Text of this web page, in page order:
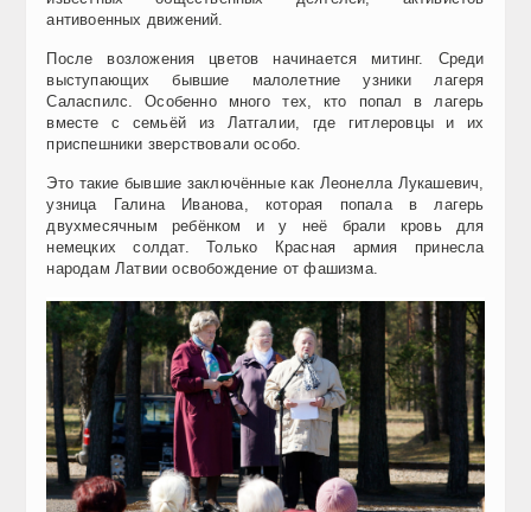
антивоенных движений.
После возложения цветов начинается митинг. Среди
выступающих бывшие малолетние узники лагеря
Саласпилс. Особенно много тех, кто попал в лагерь
вместе с семьёй из Латгалии, где гитлеровцы и их
приспешники зверствовали особо.
Это такие бывшие заключённые как Леонелла Лукашевич,
узница Галина Иванова, которая попала в лагерь
двухмесячным ребёнком и у неё брали кровь для
немецких солдат. Только Красная армия принесла
народам Латвии освобождение от фашизма.